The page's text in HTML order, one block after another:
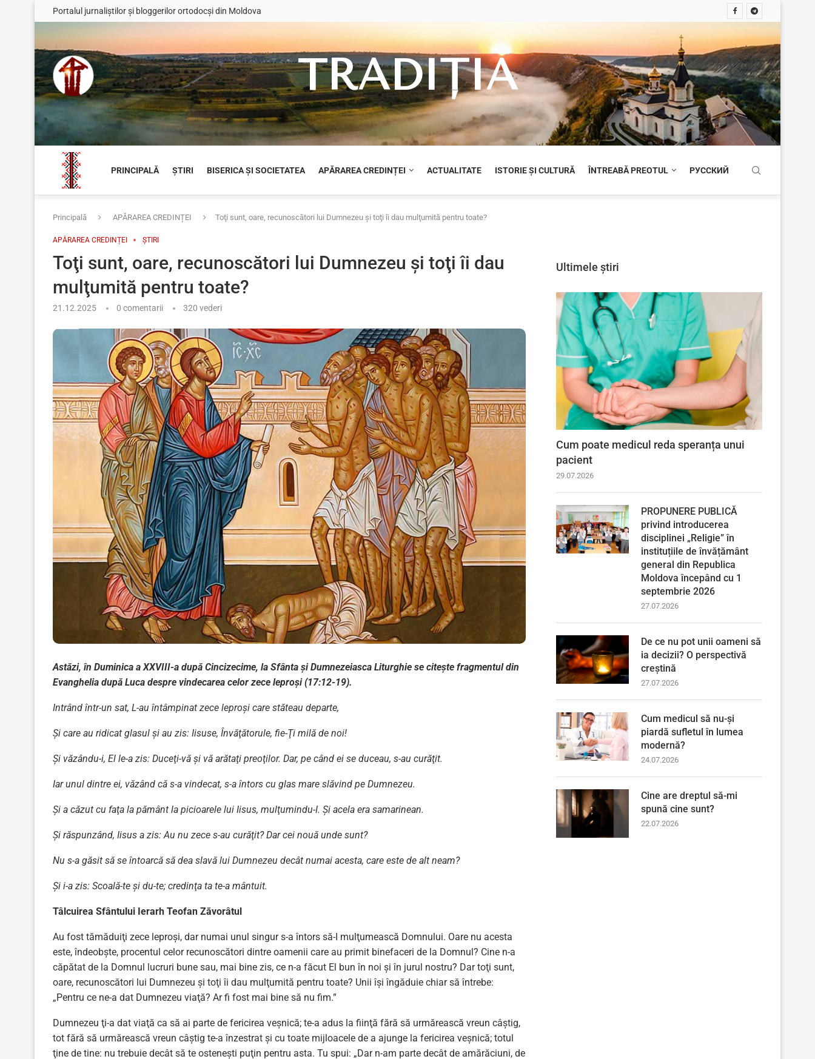
Portalul jurnaliștilor și bloggerilor ortodocși din Moldova
TRADIȚIA
PRINCIPALĂ ȘTIRI BISERICA ȘI SOCIETATEA APĂRAREA CREDINȚEI ACTUALITATE ISTORIE ȘI CULTURĂ ÎNTREABĂ PREOTUL РУССКИЙ
Principală APĂRAREA CREDINȚEI Toţi sunt, oare, recunoscători lui Dumnezeu şi toţi îi dau mulţumită pentru toate?
APĂRAREA CREDINȚEI ȘTIRI
Toţi sunt, oare, recunoscători lui Dumnezeu şi toţi îi dau
mulţumită pentru toate?
21.12.2025 0 comentarii 320 vederi
Astăzi, în Duminica a XXVIII-a după Cincizecime, la Sfânta și Dumnezeiasca Liturghie se citește fragmentul din
Evanghelia după Luca despre vindecarea celor zece leproși (17:12-19).
Intrând într-un sat, L-au întâmpinat zece leproşi care stăteau departe,
Şi care au ridicat glasul şi au zis: Iisuse, Învăţătorule, fie-Ţi milă de noi!
Şi văzându-i, El le-a zis: Duceţi-vă şi vă arătaţi preoţilor. Dar, pe când ei se duceau, s-au curăţit.
Iar unul dintre ei, văzând că s-a vindecat, s-a întors cu glas mare slăvind pe Dumnezeu.
Şi a căzut cu faţa la pământ la picioarele lui Iisus, mulţumindu-I. Şi acela era samarinean.
Şi răspunzând, Iisus a zis: Au nu zece s-au curăţit? Dar cei nouă unde sunt?
Nu s-a găsit să se întoarcă să dea slavă lui Dumnezeu decât numai acesta, care este de alt neam?
Şi i-a zis: Scoală-te şi du-te; credinţa ta te-a mântuit.
Tâlcuirea Sfântului Ierarh Teofan Zăvorâtul
Au fost tămăduiţi zece leproşi, dar numai unul singur s-a întors să-I mulţumească Domnului. Oare nu acesta
este, îndeobşte, procentul celor recunoscători dintre oamenii care au primit binefaceri de la Domnul? Cine n-a
căpătat de la Domnul lucruri bune sau, mai bine zis, ce n-a făcut El bun în noi şi în jurul nostru? Dar toţi sunt,
oare, recunoscători lui Dumnezeu şi toţi îi dau mulţumită pentru toate? Unii îşi îngăduie chiar să întrebe:
„Pentru ce ne-a dat Dumnezeu viaţă? Ar fi fost mai bine să nu fim.”
Dumnezeu ţi-a dat viaţă ca să ai parte de fericirea veşnică; te-a adus la fiinţă fără să urmărească vreun câştig,
tot fără să urmărească vreun câştig te-a înzestrat şi cu toate mijloacele de a ajunge la fericirea veşnică; totul
ţine de tine: nu trebuie decât să te osteneşti puţin pentru asta. Tu spui: „Dar n-am parte decât de amărăciuni, de
Ultimele știri
Cum poate medicul reda speranța unui
pacient
29.07.2026
PROPUNERE PUBLICĂ
privind introducerea
disciplinei „Religie” în
instituțiile de învățământ
general din Republica
Moldova începând cu 1
septembrie 2026
27.07.2026
De ce nu pot unii oameni să
ia decizii? O perspectivă
creștină
27.07.2026
Cum medicul să nu-și
piardă sufletul în lumea
modernă?
24.07.2026
Cine are dreptul să-mi
spună cine sunt?
22.07.2026